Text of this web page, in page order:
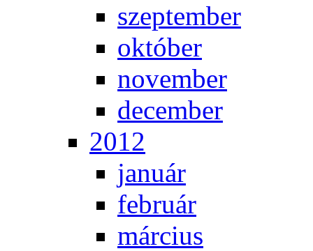
szep­tem­ber
ok­tó­ber
no­vem­ber
de­cem­ber
2012
ja­nu­ár
feb­ru­ár
már­ci­us